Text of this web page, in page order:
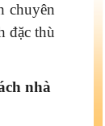
chuyên
đặc thù
nhà